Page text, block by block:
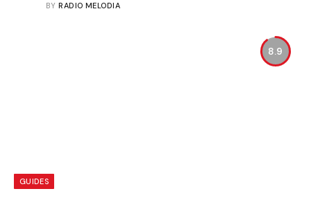
BY RADIO MELODIA
8.9
GUIDES